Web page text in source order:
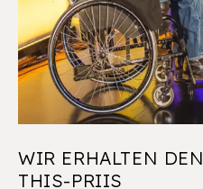
WIR ERHALTEN DEN
THIS-PRIIS